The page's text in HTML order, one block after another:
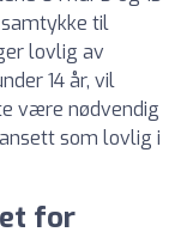
samtykke til
lovlig av
14 år, vil
være nødvendig
som lovlig i
for